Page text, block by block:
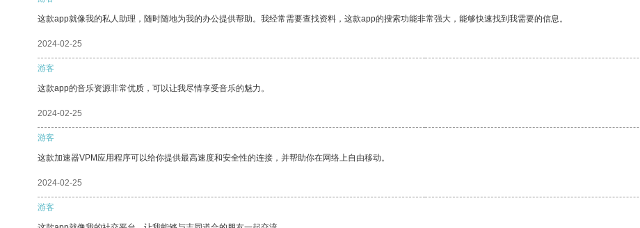
这款app就像我的私人助理，随时随地为我的办公提供帮助。我经常需要查找资料，这款app的搜索功能非常强大，能够快速找到我需要的信息。
2024-02-25
游客
这款app的音乐资源非常优质，可以让我尽情享受音乐的魅力。
2024-02-25
游客
这款加速器VPM应用程序可以给你提供最高速度和安全性的连接，并帮助你在网络上自由移动。
2024-02-25
游客